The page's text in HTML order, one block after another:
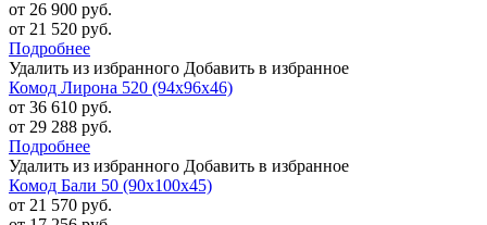
от 26 900 руб.
от 21 520 руб.
Подробнее
Удалить из избранного Добавить в избранное
Комод Лирона 520 (94х96х46)
от 36 610 руб.
от 29 288 руб.
Подробнее
Удалить из избранного Добавить в избранное
Комод Бали 50 (90х100х45)
от 21 570 руб.